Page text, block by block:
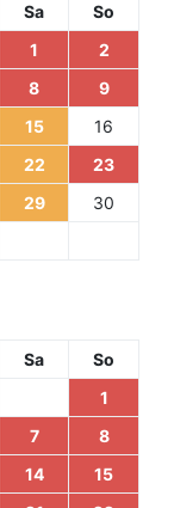
Sa
So
1
2
8
9
15
16
22
23
29
30
Sa
So
1
7
8
14
15